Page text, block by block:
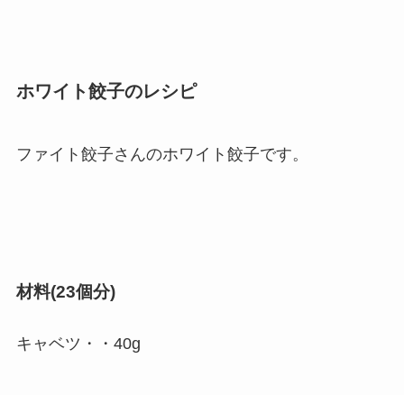
ホワイト餃子のレシピ
ファイト餃子さんのホワイト餃子です。
材料(23個分)
キャベツ・・40g